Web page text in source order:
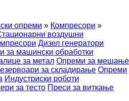
опреми » Компресори »
воздушни
Дизел генератори
за машински обработки
за метал Опреми за мешање
за складирање Опреми
Индустриски роботи
за тесто Преси за виткање